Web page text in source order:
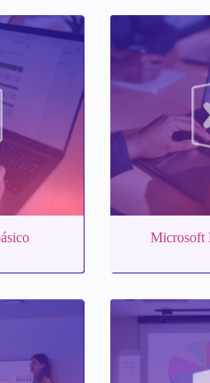
Microsoft